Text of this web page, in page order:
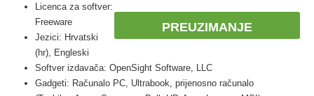
PREUZIMANJE
Licenca za softver:
Freeware
Jezici: Hrvatski
(hr), Engleski
Softver izdavača: OpenSight Software, LLC
Gadgeti: Računalo PC, Ultrabook, prijenosno računalo